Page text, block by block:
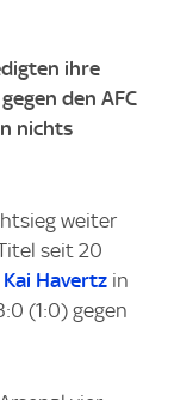
ihre
den AFC
nichts
weiter
seit 20
Kai Havertz in
(1:0) gegen